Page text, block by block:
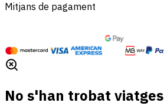
Mitjans de pagament
No s'han trobat viatges